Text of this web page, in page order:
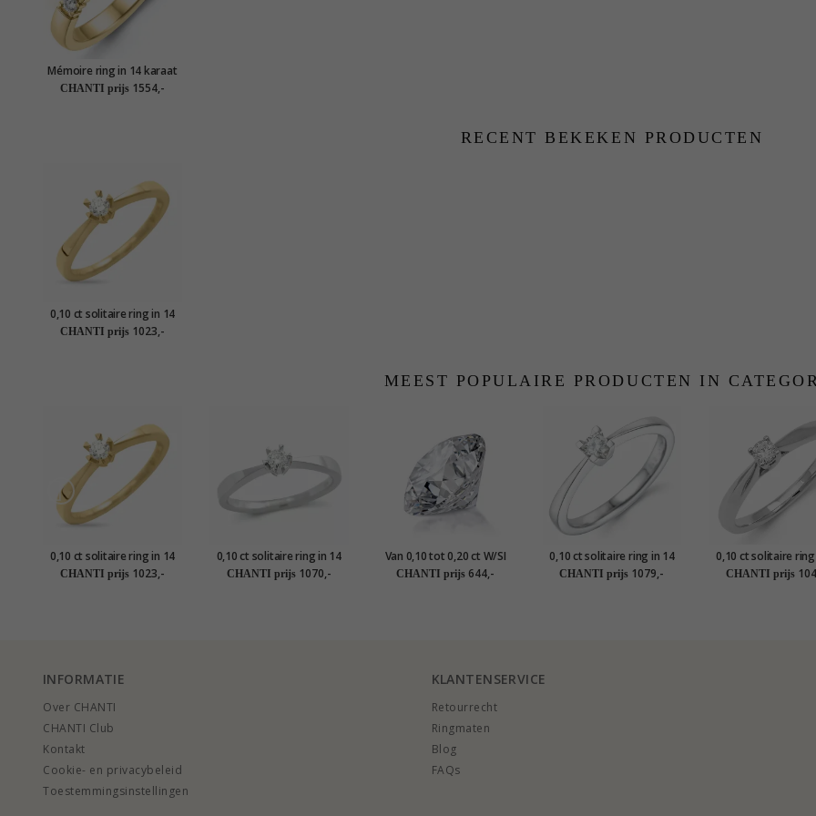
Mémoire ring in 14 karaat
goud 5 x 0,05 ct
CHANTI prijs 1554,-
RECENT BEKEKEN PRODUCTEN
0,10 ct solitaire ring in 14
karaat goud
CHANTI prijs 1023,-
MEEST POPULAIRE PRODUCTEN IN
0,10 ct solitaire ring in 14
karaat goud
CHANTI prijs 1023,-
0,10 ct solitaire ring in 14
karaat witgoud
CHANTI prijs 1070,-
Van 0,10 tot 0,20 ct W/SI
CHANTI prijs 644,-
0,10 ct solitaire ring in 14
karaat witgoud
CHANTI prijs 1079,-
0,10 ct solitaire
karaat
CHANTI prijs
INFORMATIE
Over CHANTI
CHANTI Club
Kontakt
Cookie- en privacybeleid
Toestemmingsinstellingen
KLANTENSERVICE
Retourrecht
Ringmaten
Blog
FAQs